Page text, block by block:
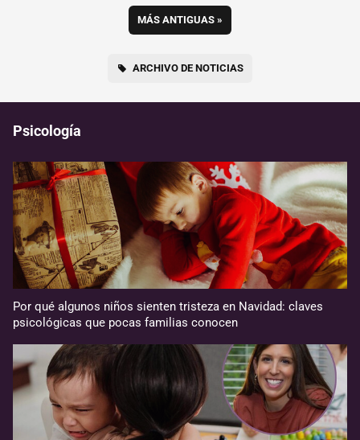
MÁS ANTIGUAS »
ARCHIVO DE NOTICIAS
Psicología
Por qué algunos niños sienten tristeza en Navidad: claves
psicológicas que pocas familias conocen